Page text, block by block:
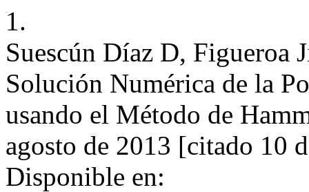
1.
Suescún Díaz D, Figueroa
Solución Numérica de la
usando el Método de
agosto de 2013 [citado 10
Disponible en: